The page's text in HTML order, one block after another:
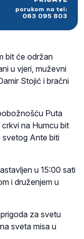
bit će održan
u vjeri, muževni
Stojić i bračni
Puta
na Humcu bit
svetog Ante biti
u 15:00 sati
i druženjem u
za svetu
sveta misa u